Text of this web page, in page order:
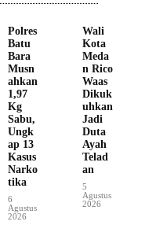
Polres
Batu
Bara
Musn
ahkan
1,97
Kg
Sabu,
Ungk
ap 13
Kasus
Narko
tika
6
Agustus
2026
Wali
Kota
Meda
n Rico
Waas
Dikuk
uhkan
Jadi
Duta
Ayah
Telad
an
5
Agustus
2026